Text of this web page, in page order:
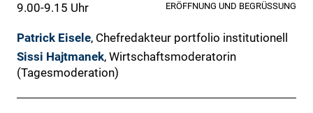
9.00-9.15 Uhr ERÖFFNUNG UND BEGRÜSSUNG
Patrick Eisele, Chefredakteur portfolio institutionell
Sissi Hajtmanek, Wirtschaftsmoderatorin
(Tagesmoderation)